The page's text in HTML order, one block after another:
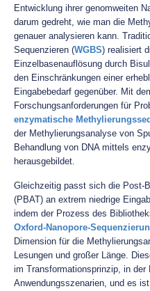
Entwicklung ihrer genomweiten
darum gedreht, wie man die
genauer analysieren kann.
Sequenzieren (WGBS) realisiert
Einzelbasenauflösung durch
den Einschränkungen einer
Eingabebedarf gegenüber. Mit
Forschungsanforderungen für
enzymatische
der Methylierungsanalyse von
Behandlung von DNA mittels
herausgebildet.
Gleichzeitig passt sich die Post-
(PBAT) an extrem niedrige
indem der Prozess des
Oxford-Nanopore-
Dimension für die
Lesungen und großer Länge.
im Transformationsprinzip, in der
Anwendungsszenarien, und es